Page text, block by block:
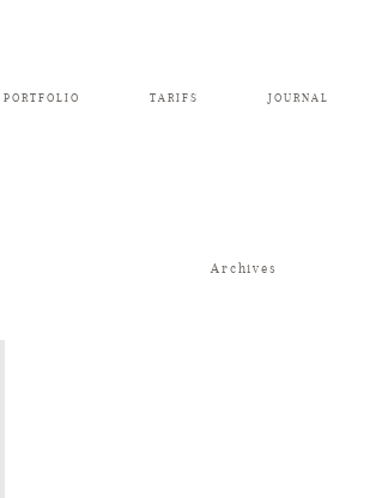
PORTFOLIO TARIFS JOURNAL
Archives